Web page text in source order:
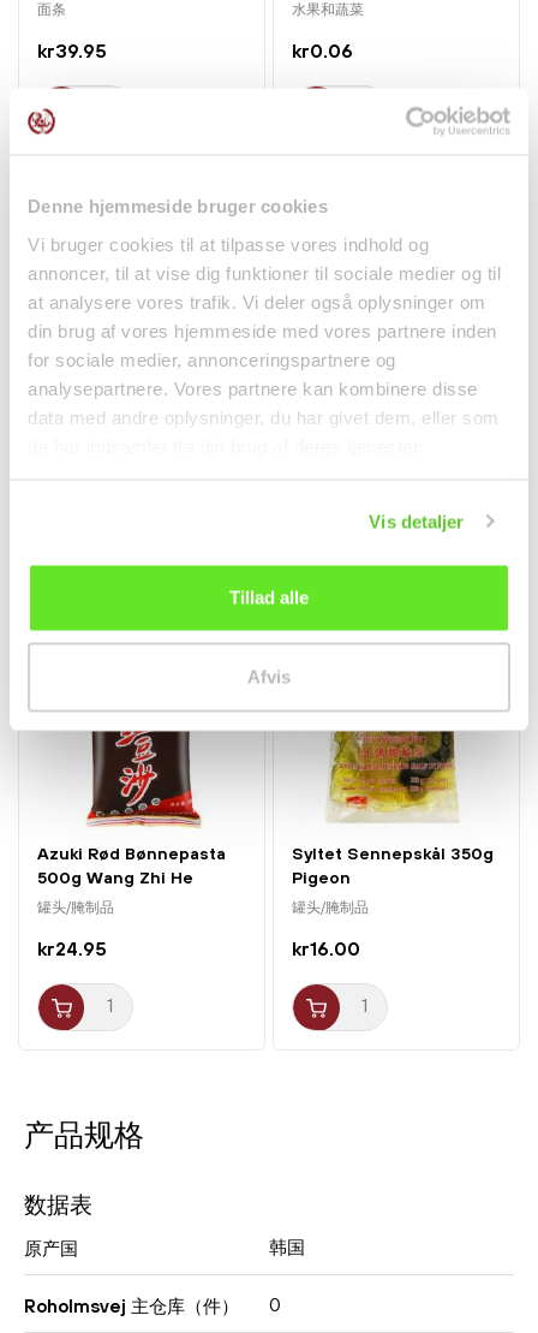
Denne hjemmeside bruger cookies
Vi bruger cookies til at tilpasse vores indhold og
annoncer, til at vise dig funktioner til sociale medier og til
at analysere vores trafik. Vi deler også oplysninger om
din brug af vores hjemmeside med vores partnere inden
for sociale medier, annonceringspartnere og
analysepartnere. Vores partnere kan kombinere disse
data med andre oplysninger, du har givet dem, eller som
Vis detaljer
Tillad alle
Afvis
产品规格
数据表
原产国 韩国
Roholmsvej 主仓库（件） 0
面条
kr39.95
水果和蔬菜
kr0.06
Kinesisk Oliven
Tapenade 450g Peng
❄ 通过冷藏运输送达
1kg Jongga
Azuki Rød Bønnepasta
500g Wang Zhi He
罐头/腌制品
kr24.95
Syltet Sennepskål 350g
Pigeon
罐头/腌制品
kr16.00